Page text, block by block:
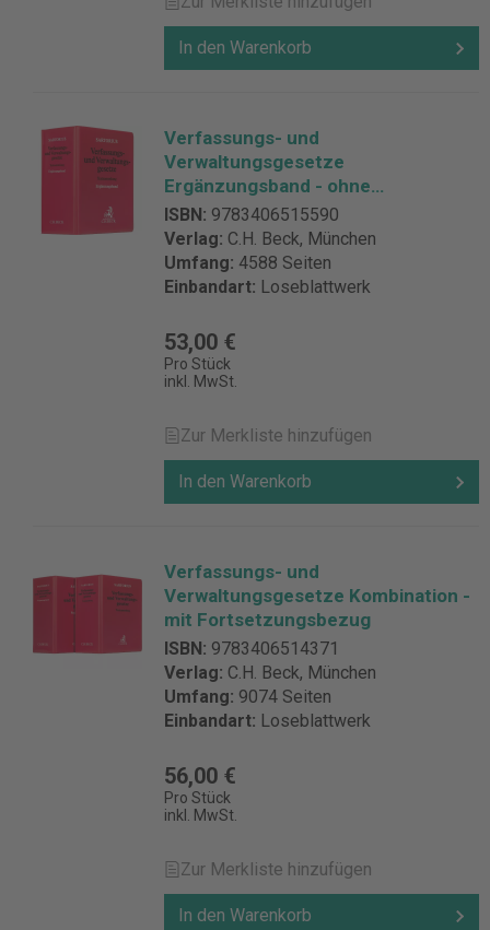
In den Warenkorb
Verfassungs- und
Verwaltungsgesetze
Ergänzungsband - ohne
Fortsetzungsbezug
ISBN: 9783406515590
Verlag: C.H. Beck, München
Umfang: 4588 Seiten
Einbandart: Loseblattwerk
53,00 €
Pro Stück
inkl. MwSt.
Zur Merkliste hinzufügen
In den Warenkorb
Verfassungs- und
Verwaltungsgesetze Kombination -
mit Fortsetzungsbezug
ISBN: 9783406514371
Verlag: C.H. Beck, München
Umfang: 9074 Seiten
Einbandart: Loseblattwerk
56,00 €
Pro Stück
inkl. MwSt.
Zur Merkliste hinzufügen
In den Warenkorb